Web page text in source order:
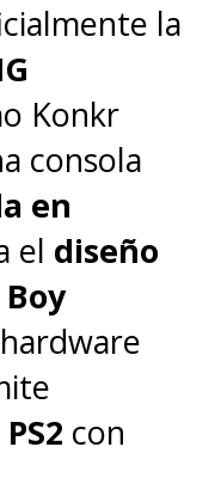
la
Konkr
consola
en
el diseño
con